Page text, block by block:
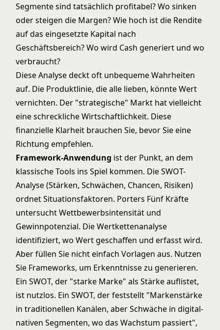
Segmente sind tatsächlich profitabel? Wo sinken
oder steigen die Margen? Wie hoch ist die Rendite
auf das eingesetzte Kapital nach
Geschäftsbereich? Wo wird Cash generiert und wo
verbraucht?
Diese Analyse deckt oft unbequeme Wahrheiten
auf. Die Produktlinie, die alle lieben, könnte Wert
vernichten. Der "strategische" Markt hat vielleicht
eine schreckliche Wirtschaftlichkeit. Diese
finanzielle Klarheit brauchen Sie, bevor Sie eine
Richtung empfehlen.
Framework-Anwendung ist der Punkt, an dem
klassische Tools ins Spiel kommen. Die SWOT-
Analyse (Stärken, Schwächen, Chancen, Risiken)
ordnet Situationsfaktoren. Porters Fünf Kräfte
untersucht Wettbewerbsintensität und
Gewinnpotenzial. Die Wertkettenanalyse
identifiziert, wo Wert geschaffen und erfasst wird.
Aber füllen Sie nicht einfach Vorlagen aus. Nutzen
Sie Frameworks, um Erkenntnisse zu generieren.
Ein SWOT, der "starke Marke" als Stärke auflistet,
ist nutzlos. Ein SWOT, der feststellt "Markenstärke
in traditionellen Kanälen, aber Schwäche in digital-
nativen Segmenten, wo das Wachstum passiert",